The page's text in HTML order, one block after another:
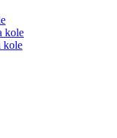
kole
kole